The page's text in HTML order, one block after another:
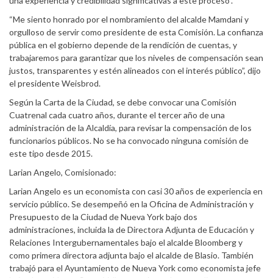
“Me siento honrado por el nombramiento del alcalde Mamdani y
orgulloso de servir como presidente de esta Comisión. La confianza
pública en el gobierno depende de la rendición de cuentas, y
trabajaremos para garantizar que los niveles de compensación sean
justos, transparentes y estén alineados con el interés público”, dijo
el presidente Weisbrod.
Según la Carta de la Ciudad, se debe convocar una Comisión
Cuatrenal cada cuatro años, durante el tercer año de una
administración de la Alcaldía, para revisar la compensación de los
funcionarios públicos. No se ha convocado ninguna comisión de
este tipo desde 2015.
Larian Angelo, Comisionado:
Larian Angelo es un economista con casi 30 años de experiencia en
servicio público. Se desempeñó en la Oficina de Administración y
Presupuesto de la Ciudad de Nueva York bajo dos
administraciones, incluida la de Directora Adjunta de Educación y
Relaciones Intergubernamentales bajo el alcalde Bloomberg y
como primera directora adjunta bajo el alcalde de Blasio. También
trabajó para el Ayuntamiento de Nueva York como economista jefe